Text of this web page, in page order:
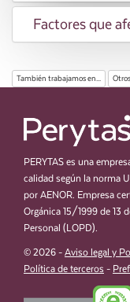
Factores que
También trabajamos en...
PERYTAS es una
calidad según la norma
por AENOR. Empresa
Orgánica 15/1999 de 13
Personal (LOPD).
© 2026 - Aviso legal y
Política de terceros -